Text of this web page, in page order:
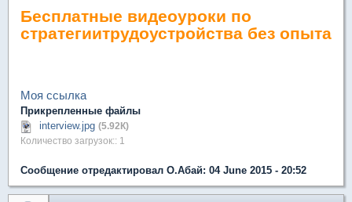
Бесплатные видеоуроки по
стратегиитрудоустройства без опыта
Моя ссылка
Прикрепленные файлы
interview.jpg (5.92К)
Количество загрузок:: 1
Сообщение отредактировал О.Абай: 04 June 2015 - 20:52